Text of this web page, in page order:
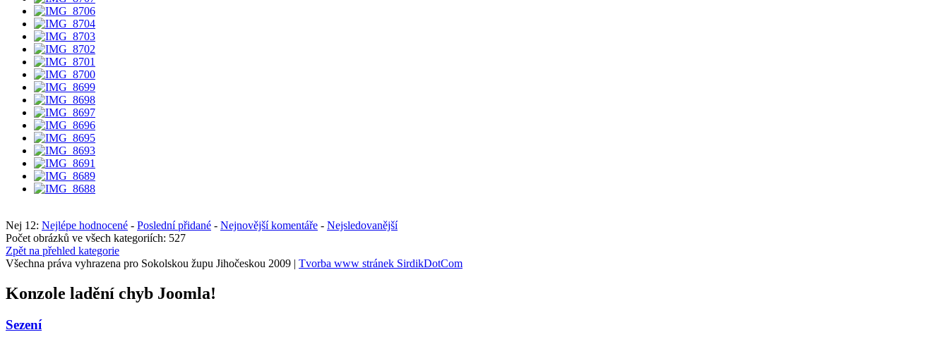
Nej 12: Nejlépe hodnocené - Poslední přidané - Nejnovější komentáře - Nejsledovanější
Počet obrázků ve všech kategoriích: 527
Zpět na přehled kategorie
Všechna práva vyhrazena pro Sokolskou župu Jihočeskou 2009 | Tvorba www stránek SirdikDotCom
Konzole ladění chyb Joomla!
Sezení